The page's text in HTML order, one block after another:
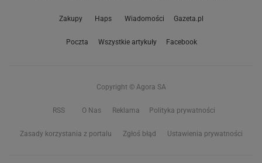
Zakupy Haps Wiadomości Gazeta.pl
Poczta Wszystkie artykuły Facebook
Copyright © Agora SA
RSS O Nas Reklama Polityka prywatności
Zasady korzystania z portalu Zgłoś błąd Ustawienia prywatności